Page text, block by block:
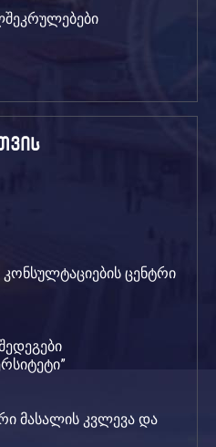
ცენტრი
მასალის კვლევა და